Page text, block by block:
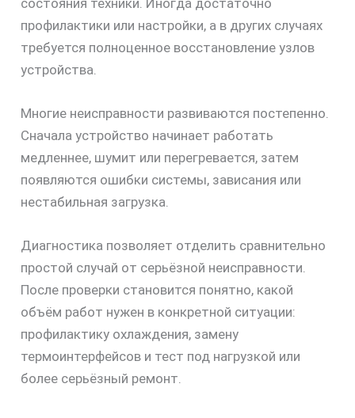
профилактики или настройки, а в других случаях
требуется полноценное восстановление узлов
устройства.
Многие неисправности развиваются постепенно.
Сначала устройство начинает работать
медленнее, шумит или перегревается, затем
появляются ошибки системы, зависания или
нестабильная загрузка.
Диагностика позволяет отделить сравнительно
простой случай от серьёзной неисправности.
После проверки становится понятно, какой
объём работ нужен в конкретной ситуации:
профилактику охлаждения, замену
термоинтерфейсов и тест под нагрузкой или
более серьёзный ремонт.